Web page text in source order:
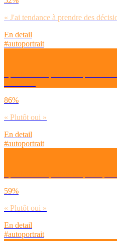
« J'ai tendance à prendre des
En detail
#autoportrait
86%
« Plutôt oui »
En detail
#autoportrait
59%
« Plutôt oui »
En detail
#autoportrait